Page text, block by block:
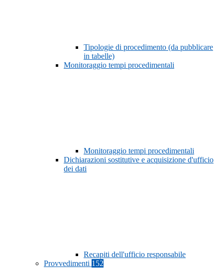
Tipologie di procedimento (da pubblicare
in tabelle)
Monitoraggio tempi procedimentali
Monitoraggio tempi procedimentali
Dichiarazioni sostitutive e acquisizione d'ufficio
dei dati
Recapiti dell'ufficio responsabile
Provvedimenti 152